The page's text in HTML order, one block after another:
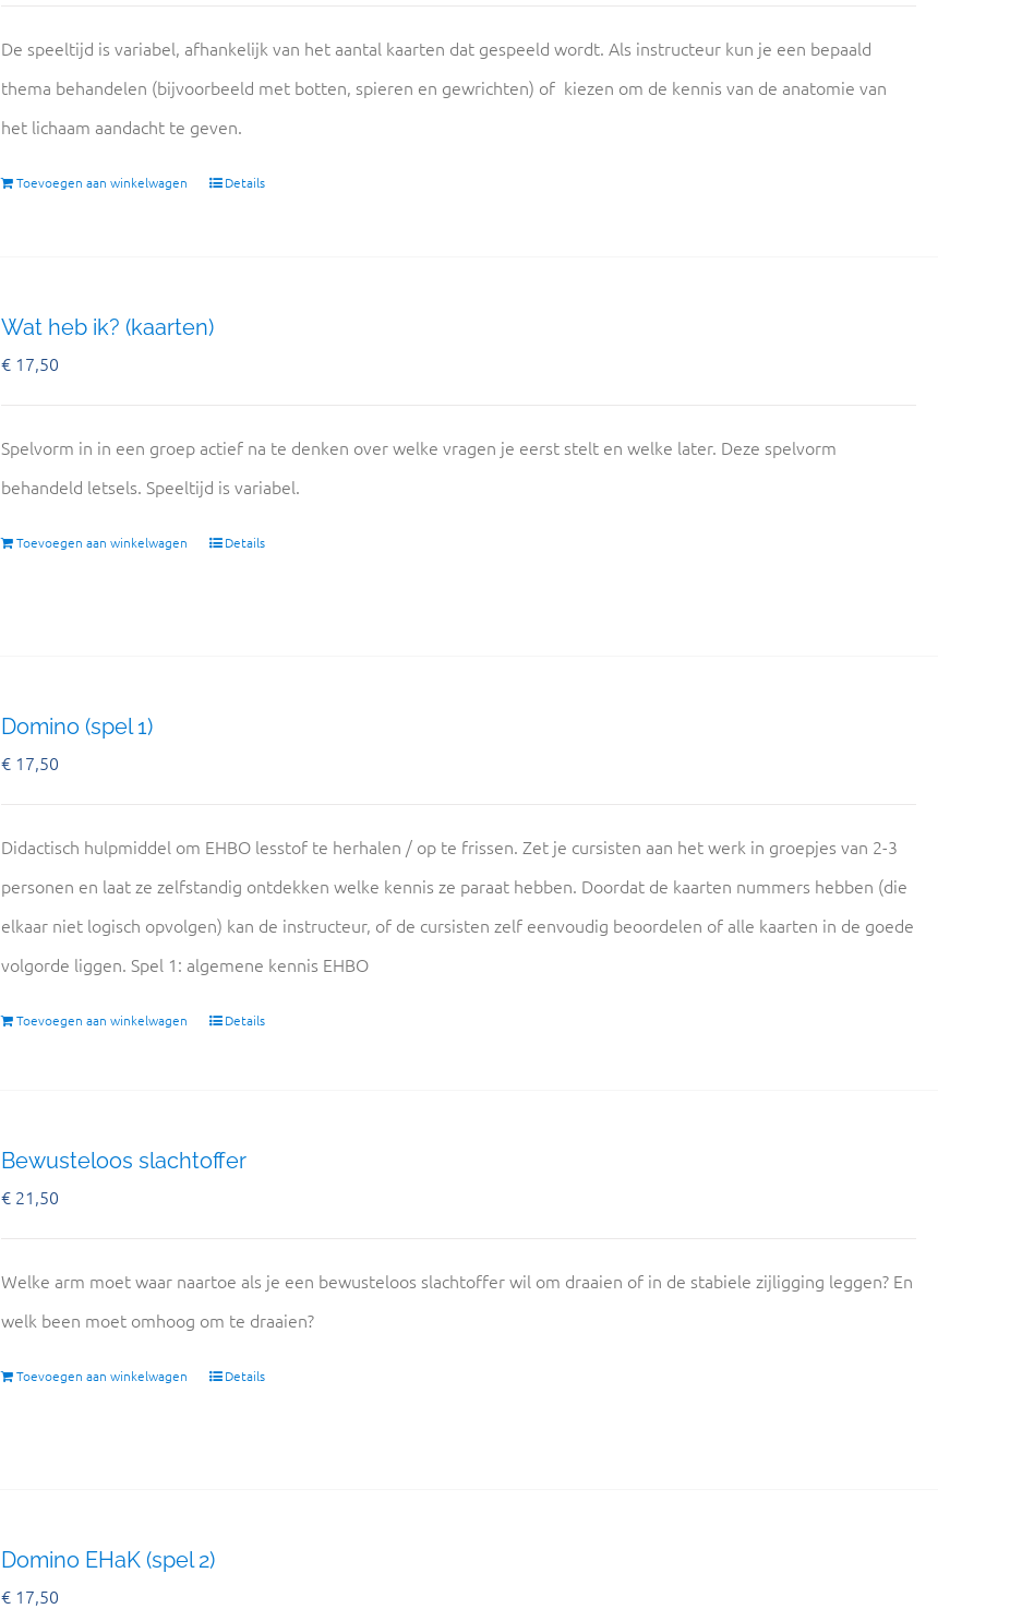
De speeltijd is variabel, afhankelijk van het aantal kaarten dat gespeeld wordt. Als instructeur kun je een bepaald
thema behandelen (bijvoorbeeld met botten, spieren en gewrichten) of kiezen om de kennis van de anatomie van
het lichaam aandacht te geven.
Toevoegen aan winkelwagen Details
Wat heb ik? (kaarten)
€17,50
Spelvorm in in een groep actief na te denken over welke vragen je eerst stelt en welke later. Deze spelvorm
behandeld letsels. Speeltijd is variabel.
Toevoegen aan winkelwagen Details
Domino (spel 1)
€17,50
Didactisch hulpmiddel om EHBO lesstof te herhalen / op te frissen. Zet je cursisten aan het werk in groepjes van 2-3
personen en laat ze zelfstandig ontdekken welke kennis ze paraat hebben. Doordat de kaarten nummers hebben (die
elkaar niet logisch opvolgen) kan de instructeur, of de cursisten zelf eenvoudig beoordelen of alle kaarten in de goede
volgorde liggen. Spel 1: algemene kennis EHBO
Toevoegen aan winkelwagen Details
Bewusteloos slachtoffer
€21,50
Welke arm moet waar naartoe als je een bewusteloos slachtoffer wil om draaien of in de stabiele zijligging leggen? En
welk been moet omhoog om te draaien?
Toevoegen aan winkelwagen Details
Domino EHaK (spel 2)
€17,50